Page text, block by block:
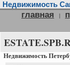
Недвижимость
главная |
Недвижимость